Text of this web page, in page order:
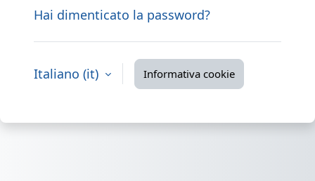
Hai dimenticato la password?
Italiano ‎(it)‎ Informativa cookie